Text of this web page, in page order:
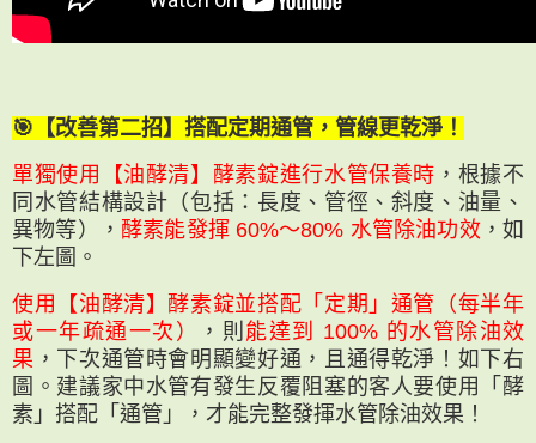
🎯【改善第二招】搭配定期通管，管線更乾淨！
單獨使用【油酵清】酵素錠進行水管保養時 ，根據不
同水管結構設計（包括：長度、管徑、斜度、油量、
異物等）， 酵素能發揮 60%～80% 水管除油功效，如
下左圖。
使用【油酵清】酵素錠並搭配「定期」通管（每半年
或一年疏通一次）
，則 能達到 100% 的水管除油效
果 ，下次通管時會明顯變好通，且通得乾淨！如下右
圖。建議家中水管有發生反覆阻塞的客人要使用「酵
素」搭配「通管」，才能完整發揮水管除油效果！